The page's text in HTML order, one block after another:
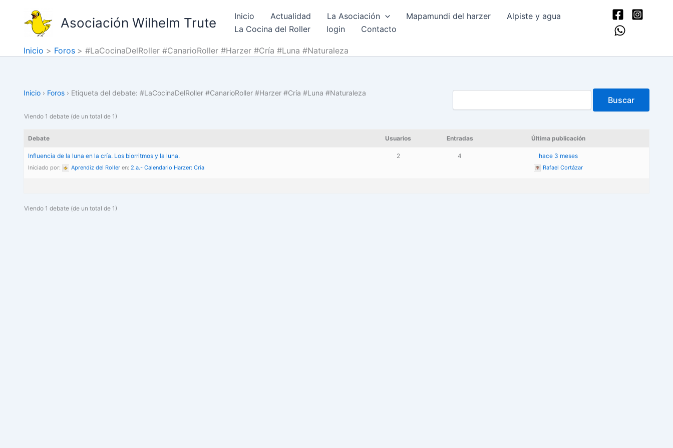
contenido
Asociación Wilhelm Trute Inicio Actualidad La Asociación Mapamundi del harzer
Alpiste y agua
La Cocina del Roller
login Contacto
Inicio Foros #LaCocinaDelRoller #CanarioRoller #Harzer #Cría #Luna #Naturaleza
Inicio › Foros › Etiqueta del debate: #LaCocinaDelRoller #CanarioRoller #Harzer #Cría #Luna #Naturaleza
Viendo 1 debate (de un total de 1)
Debate Usuarios Entradas Última publicación
Influencia de la luna en la cría. Los biorritmos y la luna.
Iniciado por: Aprendiz del Roller en: 2.a.- Calendario Harzer: Cría
2 4 hace 3 meses
Rafael Cortázar
Viendo 1 debate (de un total de 1)